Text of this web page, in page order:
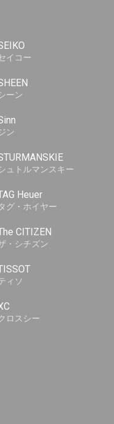
イコー
ーン
ン
ュトルマンスキー
Heuer
グ・ホイヤー
CITIZEN
・シチズン
ィソ
ロスシー